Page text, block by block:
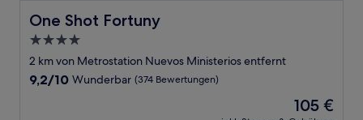
One Shot Fortuny
One Shot Fortuny
4.0-
Sterne-
Unterkunft
2 km von Metrostation Nuevos Ministerios entfernt
9.2
9,2/10 Wunderbar (374 Bewertungen)
Der
Preis
105 €